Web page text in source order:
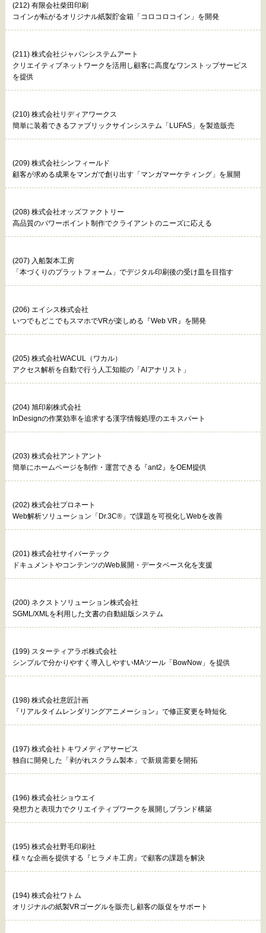
(212) 有限会社柴田印刷
コインが転がるオリジナル紙製貯金箱「コロコロコイン」を開発
(211) 株式会社ジャパンシステムアート
クリエイティブネットワークを活用し顧客に高度なワンストップサービス
を提供
(210) 株式会社リディアワークス
簡単に装着できるファブリックサインシステム「LUFAS」を製造販売
(209) 株式会社シンフィールド
顧客が求める成果をマンガで創り出す「マンガマーケティング」を展開
(208) 株式会社オッズファクトリー
高品質のパワーポイント制作でクライアントのニーズに応える
(207) 入船製本工房
「本づくりのプラットフォーム」でデジタル印刷後の受け皿を目指す
(206) エイシス株式会社
いつでもどこでもスマホでVRが楽しめる『Web VR』を開発
(205) 株式会社WACUL（ワカル）
アクセス解析を自動で行う人工知能の「AIアナリスト」
(204) 旭印刷株式会社
InDesignの作業効率を追求する漢字情報処理のエキスパート
(203) 株式会社アントアント
簡単にホームページを制作・運営できる『ant2』をOEM提供
(202) 株式会社プロネート
Web解析ソリューション「Dr.3C®」で課題を可視化しWebを改善
(201) 株式会社サイバーテック
ドキュメントやコンテンツのWeb展開・データベース化を支援
(200) ネクストソリューション株式会社
SGML/XMLを利用した文書の自動組版システム
(199) スターティアラボ株式会社
シンプルで分かりやすく導入しやすいMAツール「BowNow」を提供
(198) 株式会社意匠計画
『リアルタイムレンダリングアニメーション』で修正変更を時短化
(197) 株式会社トキワメディアサービス
独自に開発した「剥がれスクラム製本」で新規需要を開拓
(196) 株式会社ショウエイ
発想力と表現力でクリエイティブワークを展開しブランド構築
(195) 株式会社野毛印刷社
様々な企画を提供する『ヒラメキ工房』で顧客の課題を解決
(194) 株式会社ワトム
オリジナルの紙製VRゴーグルを販売し顧客の販促をサポート